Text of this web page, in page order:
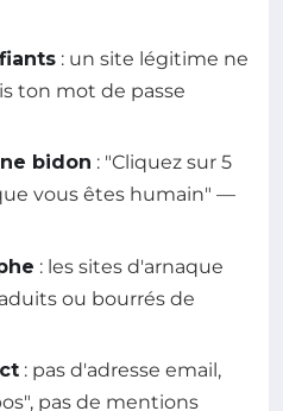
: un site légitime ne
ton mot de passe
bidon : "Cliquez sur 5
vous êtes humain" —
: les sites d'arnaque
ou bourrés de
: pas d'adresse email,
pas de mentions